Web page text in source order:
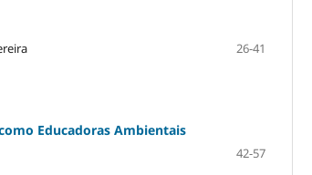
26-41
Educadoras Ambientais
42-57